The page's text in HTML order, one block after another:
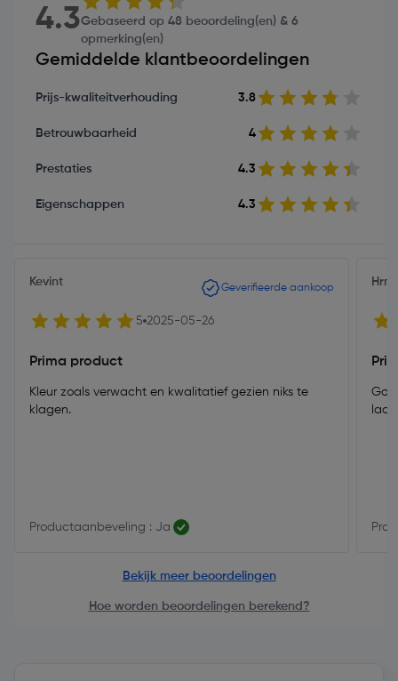
4.3Gebaseerd op 48 beoordeling(en) & 6
opmerking(en)
Gemiddelde klantbeoordelingen
Prijs-kwaliteitverhouding 3.8
Betrouwbaarheid 4
Prestaties 4.3
Eigenschappen 4.3
Kevint Geverifieerde aankoop
5 2025-05-26
Prima product
Kleur zoals verwacht en kwalitatief gezien niks te
klagen.
Productaanbeveling : Ja
laat
Bekijk meer beoordelingen
Hoe worden beoordelingen berekend?